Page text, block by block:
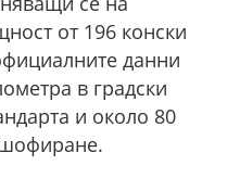
от 196 конски
данни
в градски
и около 80